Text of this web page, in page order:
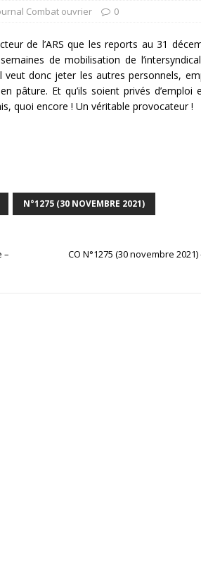
Combat ouvrier 0
de l’ARS que les reports au 31
de mobilisation de
veut donc jeter les autres personnels,
pâture. Et qu’ils soient privés d’emploi
quoi encore ! Un véritable provocateur !
N°1275 (30 NOVEMBRE 2021)
–
CO N°1275 (30 novembre